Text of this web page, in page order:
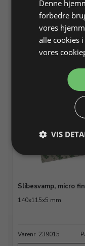
Slibesvamp, fin
140x115x5 mm
Slibesvamp, micro fin
140x115x5 mm
Varenr. 239015
Denne
forbedre
vores
alle cookies
vores
VIS